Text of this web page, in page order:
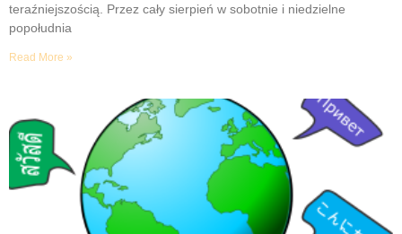
teraźniejszością. Przez cały sierpień w sobotnie i niedzielne
popołudnia
Read More »